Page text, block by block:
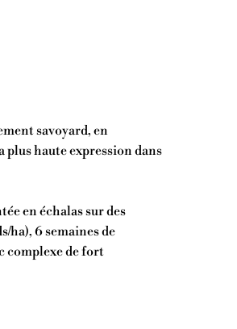
savoyard, en
haute expression dans
en échalas sur des
ha), 6 semaines de
complexe de fort